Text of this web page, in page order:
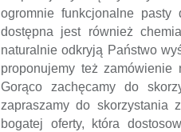
ogromnie funkcjonalne
dostępna jest również
naturalnie odkryją Państwo
proponujemy też
Gorąco zachęcamy do
zapraszamy do skorzystania
bogatej oferty, która